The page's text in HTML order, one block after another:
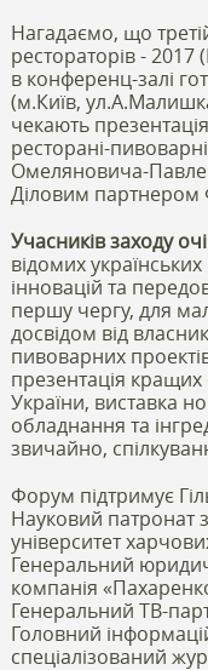
Нагадаємо, що
рестораторів - 2017
в конференц-залі
(м.Київ,
чекають
ресторані-
Омеляновича-
Діловим партнером
Учасників заходу
відомих
інновацій та
першу чергу, для
досвідом від
пивоварних
презентація
України, виставка
обладнання та
звичайно,
Форум підтримує
Науковий патронат
університет
Генеральний
компанія
Генеральний ТВ-
Головний
спеціалізований